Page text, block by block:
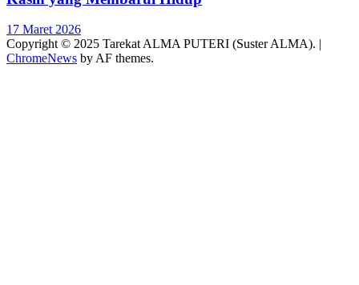
17 Maret 2026
Copyright © 2025 Tarekat ALMA PUTERI (Suster ALMA). |
ChromeNews by AF themes.